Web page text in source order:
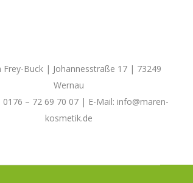
Frey-Buck | Johannesstraße 17 | 73249
Wernau
0176 – 72 69 70 07 | E-Mail: info@maren-
kosmetik.de